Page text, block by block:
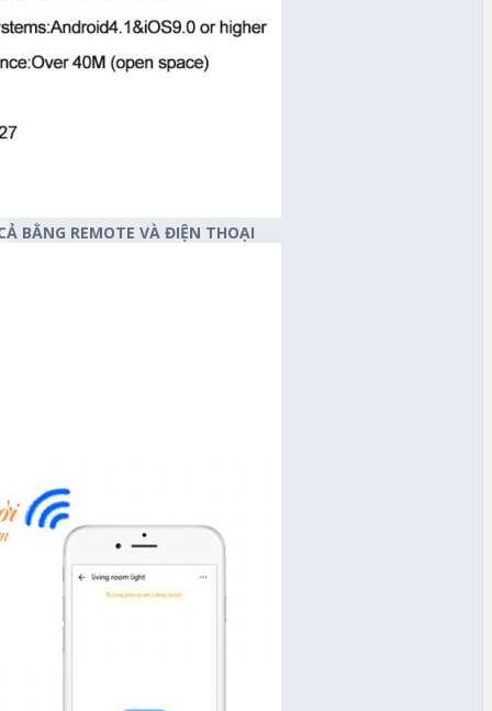
BẰNG REMOTE VÀ ĐIỆN THOẠI